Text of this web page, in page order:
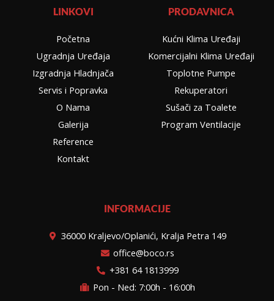
g
r
m
LINKOVI
Početna
Ugradnja Uređaja
Izgradnja Hladnjača
Servis i Popravka
O Nama
Galerija
Reference
Kontakt
PRODAVNICA
Kućni Klima Uređaji
Komercijalni Klima Uređaji
Toplotne Pumpe
Rekuperatori
Sušači za Toalete
Program Ventilacije
INFORMACIJE
36000 Kraljevo/Oplanići, Kralja Petra 149
office@boco.rs
+381 64 1813999
Pon - Ned: 7:00h - 16:00h